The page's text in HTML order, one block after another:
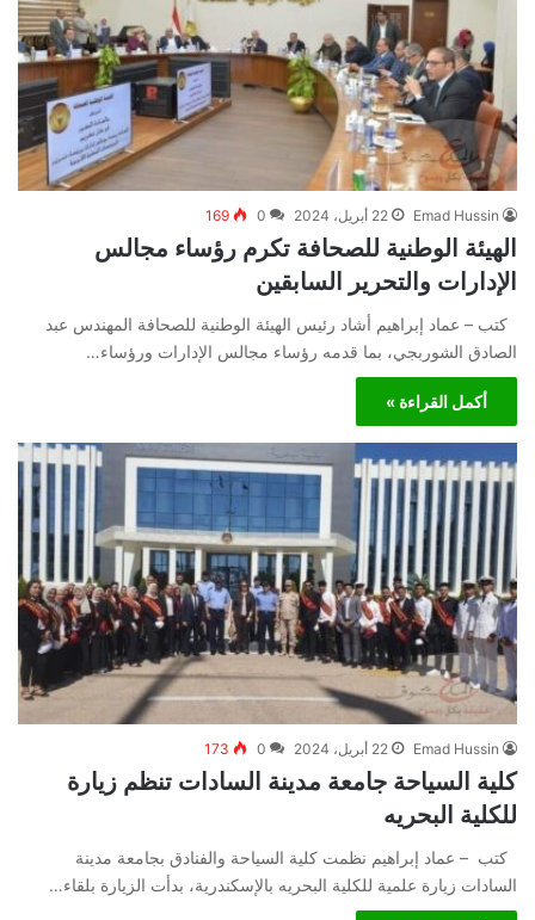
Emad Hussin 22 أبريل، 2024 0
169
الهيئة الوطنية للصحافة تكرم رؤساء مجالس
الإدارات والتحرير السابقين
كتب – عماد إبراهيم أشاد رئيس الهيئة الوطنية للصحافة المهندس عبد
الصادق الشوربجي، بما قدمه رؤساء مجالس الإدارات ورؤساء…
أكمل القراءة »
Emad Hussin 22 أبريل، 2024 0
173
كلية السياحة جامعة مدينة السادات تنظم زيارة
للكلية البحريه
كتب – عماد إبراهيم نظمت كلية السياحة والفنادق بجامعة مدينة
السادات زيارة علمية للكلية البحريه بالإسكندرية، بدأت الزيارة بلقاء…